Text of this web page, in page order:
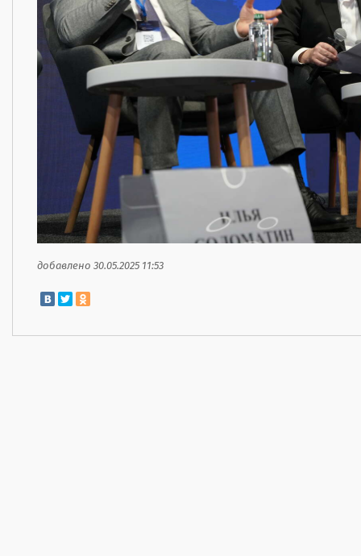
добавлено 30.05.2025 11:53